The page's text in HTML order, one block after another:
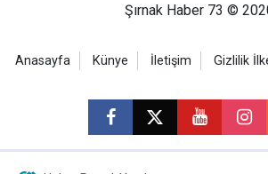
Şırnak Haber 73 ©
Anasayfa Künye İletişim Gizlilik